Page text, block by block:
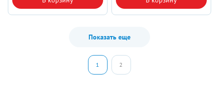
Показать еще
1 2